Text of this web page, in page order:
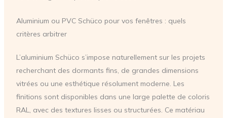
Aluminium ou PVC Schüco pour vos fenêtres : quels
critères arbitrer
L’aluminium Schüco s’impose naturellement sur les projets
recherchant des dormants fins, de grandes dimensions
vitrées ou une esthétique résolument moderne. Les
finitions sont disponibles dans une large palette de coloris
RAL, avec des textures lisses ou structurées. Ce matériau